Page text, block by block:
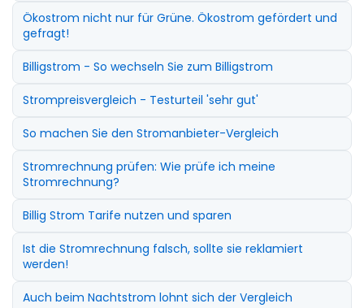
Ökostrom nicht nur für Grüne. Ökostrom gefördert und
gefragt!
Billigstrom - So wechseln Sie zum Billigstrom
Strompreisvergleich - Testurteil 'sehr gut'
So machen Sie den Stromanbieter-Vergleich
Stromrechnung prüfen: Wie prüfe ich meine
Stromrechnung?
Billig Strom Tarife nutzen und sparen
Ist die Stromrechnung falsch, sollte sie reklamiert
werden!
Auch beim Nachtstrom lohnt sich der Vergleich